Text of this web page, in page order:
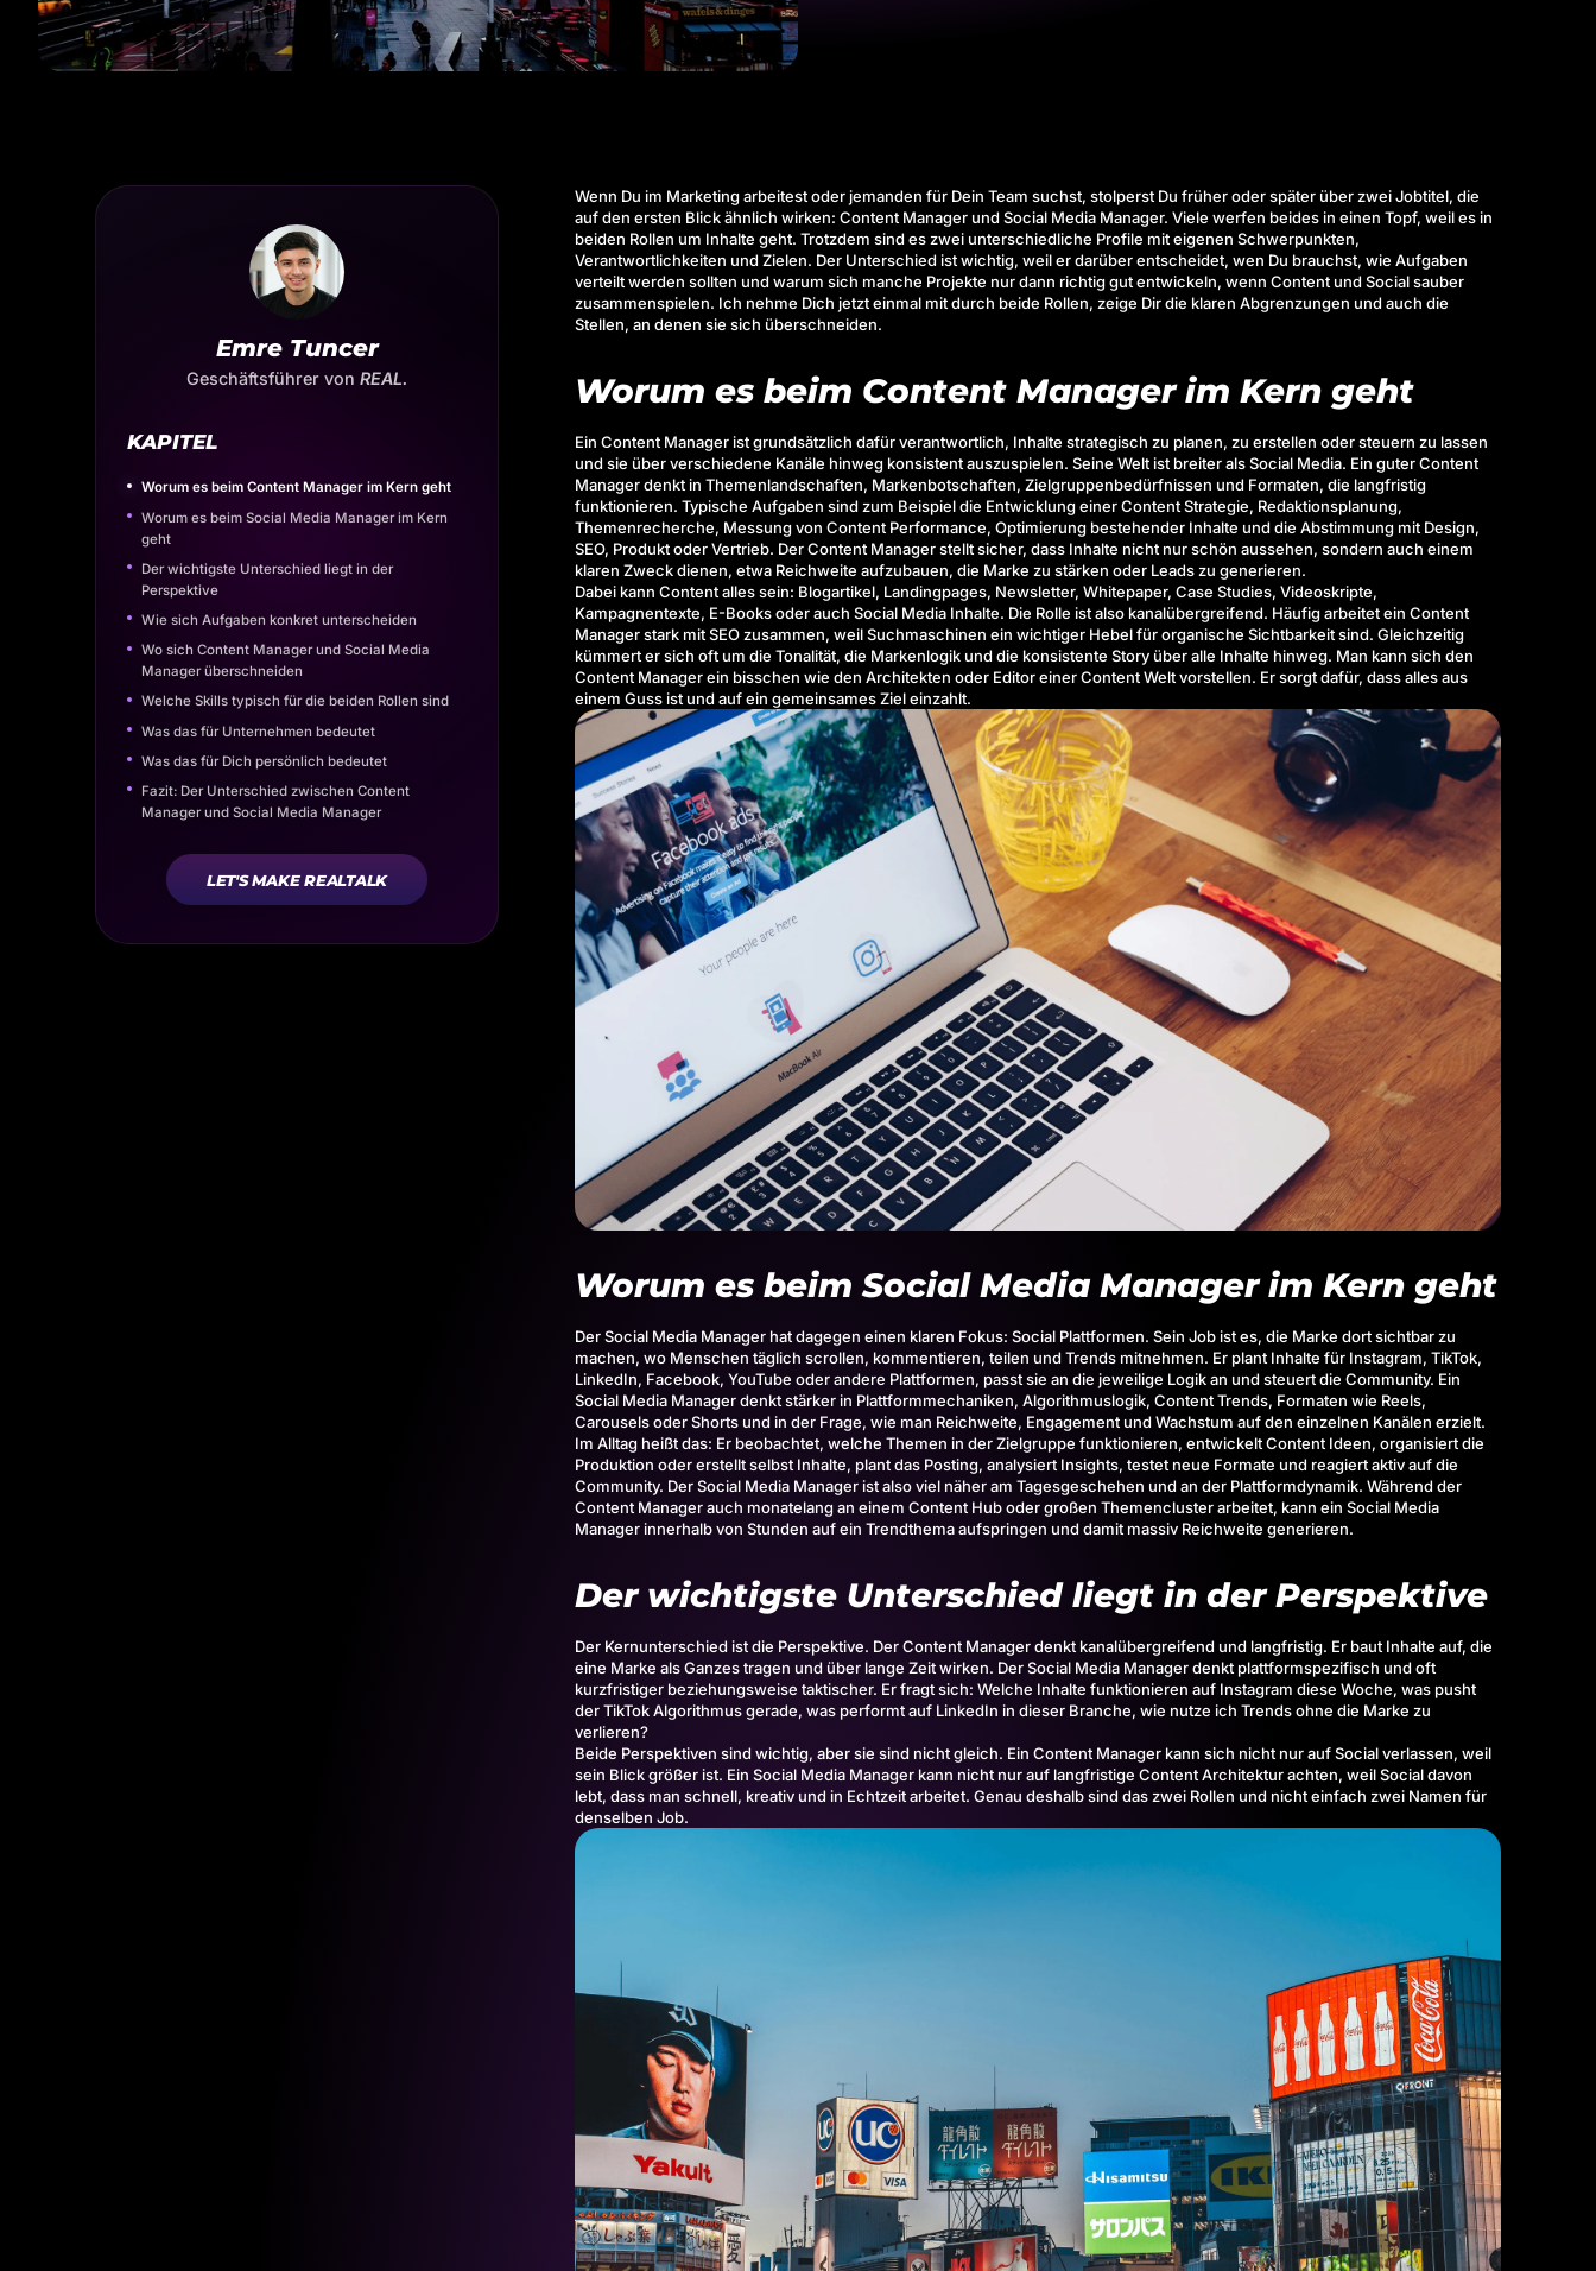
Emre Tuncer
Geschäftsführer von REAL.
KAPITEL
Worum es beim Content Manager im Kern geht
Worum es beim Social Media Manager im Kern
geht
Der wichtigste Unterschied liegt in der
Perspektive
Wie sich Aufgaben konkret unterscheiden
Wo sich Content Manager und Social Media
Manager überschneiden
Welche Skills typisch für die beiden Rollen sind
Was das für Unternehmen bedeutet
Was das für Dich persönlich bedeutet
Fazit: Der Unterschied zwischen Content
Manager und Social Media Manager
LET'S MAKE REALTALK
Wenn Du im Marketing arbeitest oder jemanden für Dein Team suchst, stolperst Du früher oder später über zwei Jobtitel, die
auf den ersten Blick ähnlich wirken: Content Manager und Social Media Manager. Viele werfen beides in einen Topf, weil es in
beiden Rollen um Inhalte geht. Trotzdem sind es zwei unterschiedliche Profile mit eigenen Schwerpunkten,
Verantwortlichkeiten und Zielen. Der Unterschied ist wichtig, weil er darüber entscheidet, wen Du brauchst, wie Aufgaben
verteilt werden sollten und warum sich manche Projekte nur dann richtig gut entwickeln, wenn Content und Social sauber
zusammenspielen. Ich nehme Dich jetzt einmal mit durch beide Rollen, zeige Dir die klaren Abgrenzungen und auch die
Stellen, an denen sie sich überschneiden.
Worum es beim Content Manager im Kern geht
Ein Content Manager ist grundsätzlich dafür verantwortlich, Inhalte strategisch zu planen, zu erstellen oder steuern zu lassen
und sie über verschiedene Kanäle hinweg konsistent auszuspielen. Seine Welt ist breiter als Social Media. Ein guter Content
Manager denkt in Themenlandschaften, Markenbotschaften, Zielgruppenbedürfnissen und Formaten, die langfristig
funktionieren. Typische Aufgaben sind zum Beispiel die Entwicklung einer Content Strategie, Redaktionsplanung,
Themenrecherche, Messung von Content Performance, Optimierung bestehender Inhalte und die Abstimmung mit Design,
SEO, Produkt oder Vertrieb. Der Content Manager stellt sicher, dass Inhalte nicht nur schön aussehen, sondern auch einem
klaren Zweck dienen, etwa Reichweite aufzubauen, die Marke zu stärken oder Leads zu generieren.
Dabei kann Content alles sein: Blogartikel, Landingpages, Newsletter, Whitepaper, Case Studies, Videoskripte,
Kampagnentexte, E-Books oder auch Social Media Inhalte. Die Rolle ist also kanalübergreifend. Häufig arbeitet ein Content
Manager stark mit SEO zusammen, weil Suchmaschinen ein wichtiger Hebel für organische Sichtbarkeit sind. Gleichzeitig
kümmert er sich oft um die Tonalität, die Markenlogik und die konsistente Story über alle Inhalte hinweg. Man kann sich den
Content Manager ein bisschen wie den Architekten oder Editor einer Content Welt vorstellen. Er sorgt dafür, dass alles aus
einem Guss ist und auf ein gemeinsames Ziel einzahlt.
Worum es beim Social Media Manager im Kern geht
Der Social Media Manager hat dagegen einen klaren Fokus: Social Plattformen. Sein Job ist es, die Marke dort sichtbar zu
machen, wo Menschen täglich scrollen, kommentieren, teilen und Trends mitnehmen. Er plant Inhalte für Instagram, TikTok,
LinkedIn, Facebook, YouTube oder andere Plattformen, passt sie an die jeweilige Logik an und steuert die Community. Ein
Social Media Manager denkt stärker in Plattformmechaniken, Algorithmuslogik, Content Trends, Formaten wie Reels,
Carousels oder Shorts und in der Frage, wie man Reichweite, Engagement und Wachstum auf den einzelnen Kanälen erzielt.
Im Alltag heißt das: Er beobachtet, welche Themen in der Zielgruppe funktionieren, entwickelt Content Ideen, organisiert die
Produktion oder erstellt selbst Inhalte, plant das Posting, analysiert Insights, testet neue Formate und reagiert aktiv auf die
Community. Der Social Media Manager ist also viel näher am Tagesgeschehen und an der Plattformdynamik. Während der
Content Manager auch monatelang an einem Content Hub oder großen Themencluster arbeitet, kann ein Social Media
Manager innerhalb von Stunden auf ein Trendthema aufspringen und damit massiv Reichweite generieren.
Der wichtigste Unterschied liegt in der Perspektive
Der Kernunterschied ist die Perspektive. Der Content Manager denkt kanalübergreifend und langfristig. Er baut Inhalte auf, die
eine Marke als Ganzes tragen und über lange Zeit wirken. Der Social Media Manager denkt plattformspezifisch und oft
kurzfristiger beziehungsweise taktischer. Er fragt sich: Welche Inhalte funktionieren auf Instagram diese Woche, was pusht
der TikTok Algorithmus gerade, was performt auf LinkedIn in dieser Branche, wie nutze ich Trends ohne die Marke zu
verlieren?
Beide Perspektiven sind wichtig, aber sie sind nicht gleich. Ein Content Manager kann sich nicht nur auf Social verlassen, weil
sein Blick größer ist. Ein Social Media Manager kann nicht nur auf langfristige Content Architektur achten, weil Social davon
lebt, dass man schnell, kreativ und in Echtzeit arbeitet. Genau deshalb sind das zwei Rollen und nicht einfach zwei Namen für
denselben Job.